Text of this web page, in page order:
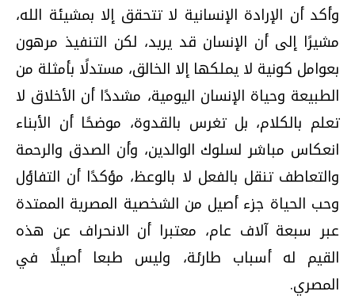
وأكد أن الإرادة الإنسانية لا تتحقق إلا بمشيئة الله،
مشيرًا إلى أن الإنسان قد يريد، لكن التنفيذ مرهون
بعوامل كونية لا يملكها إلا الخالق، مستدلًا بأمثلة من
الطبيعة وحياة الإنسان اليومية، مشددًا أن الأخلاق لا
تعلم بالكلام، بل تغرس بالقدوة، موضحًا أن الأبناء
انعكاس مباشر لسلوك الوالدين، وأن الصدق والرحمة
والتعاطف تنقل بالفعل لا بالوعظ، مؤكدًا أن التفاؤل
وحب الحياة جزء أصيل من الشخصية المصرية الممتدة
عبر سبعة آلاف عام، معتبرا أن الانحراف عن هذه
القيم له أسباب طارئة، وليس طبعا أصيلًا في
المصري.